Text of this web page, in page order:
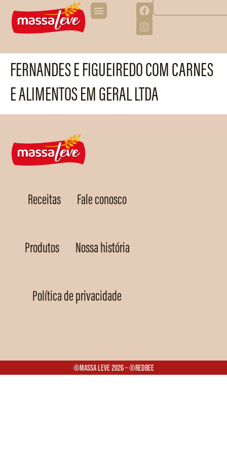
FERNANDES E FIGUEIREDO COM CARNES
E ALIMENTOS EM GERAL LTDA
Receitas Fale conosco
Produtos Nossa história
Política de privacidade
®Massa Leve 2026 – ®Redbee